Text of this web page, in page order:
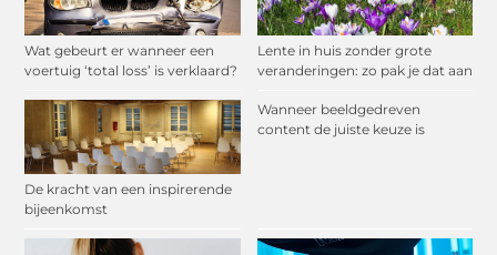
Wat gebeurt er wanneer een
voertuig ‘total loss’ is verklaard?
Lente in huis zonder grote
veranderingen: zo pak je dat aan
De kracht van een inspirerende
bijeenkomst
Wanneer beeldgedreven
content de juiste keuze is